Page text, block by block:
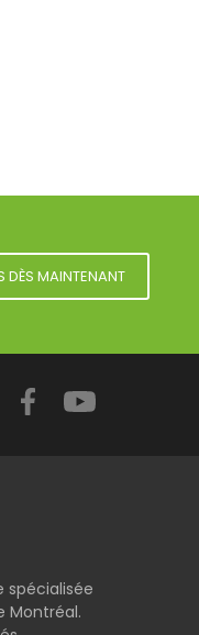
MAINTENANT
spécialisée
Montréal.